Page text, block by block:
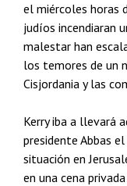
el miércoles horas
judíos incendiaran
malestar han
los temores de un
Cisjordania y las
Kerry iba a llevará
presidente Abbas
situación en
en una cena